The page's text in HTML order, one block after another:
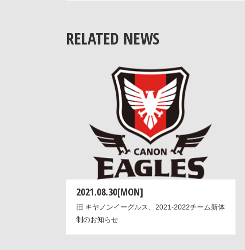
RELATED NEWS
2021.08.30[MON]
旧 キヤノンイーグルス、2021-2022チーム新体
制のお知らせ